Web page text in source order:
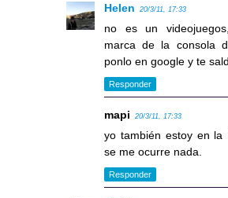
Helen 20/3/11, 17:33
no es un
marca de la consola
ponlo en google y te
Responder
mapi 20/3/11, 17:33
yo también estoy en la
se me ocurre nada.
Responder